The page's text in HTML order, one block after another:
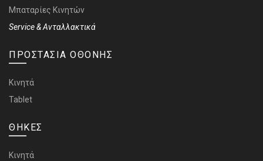
Μπαταρίες Κινητών
Service & Ανταλλακτικά
ΠΡΟΣΤΑΣΙΑ ΟΘΟΝΗΣ
Κινητά
Tablet
ΘΗΚΕΣ
Κινητά